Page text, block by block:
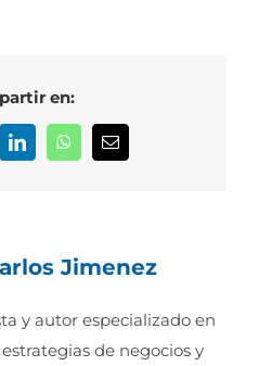
en:
LinkedInWhatsAppCorreo
Jimenez
y autor especializado en
de negocios y